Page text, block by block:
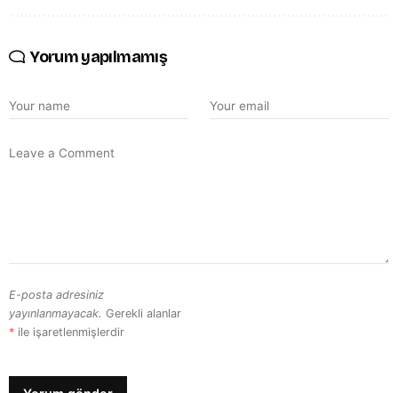
Yorum yapılmamış
E-posta adresiniz
yayınlanmayacak. Gerekli alanlar
* ile işaretlenmişlerdir